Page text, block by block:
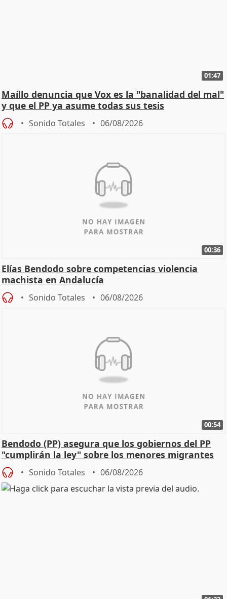
01:47
Maíllo denuncia que Vox es la "banalidad del mal"
y que el PP ya asume todas sus tesis
Sonido Totales 06/08/2026
00:36
Elías Bendodo sobre competencias violencia
machista en Andalucía
Sonido Totales 06/08/2026
00:54
Bendodo (PP) asegura que los gobiernos del PP
"cumplirán la ley" sobre los menores migrantes
Sonido Totales 06/08/2026